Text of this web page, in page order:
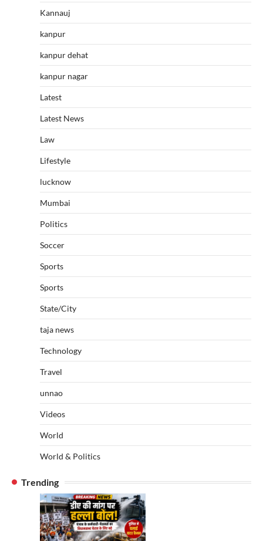
Kannauj
kanpur
kanpur dehat
kanpur nagar
Latest
Latest News
Law
Lifestyle
lucknow
Mumbai
Politics
Soccer
Sports
Sports
State/City
taja news
Technology
Travel
unnao
Videos
World
World & Politics
Trending